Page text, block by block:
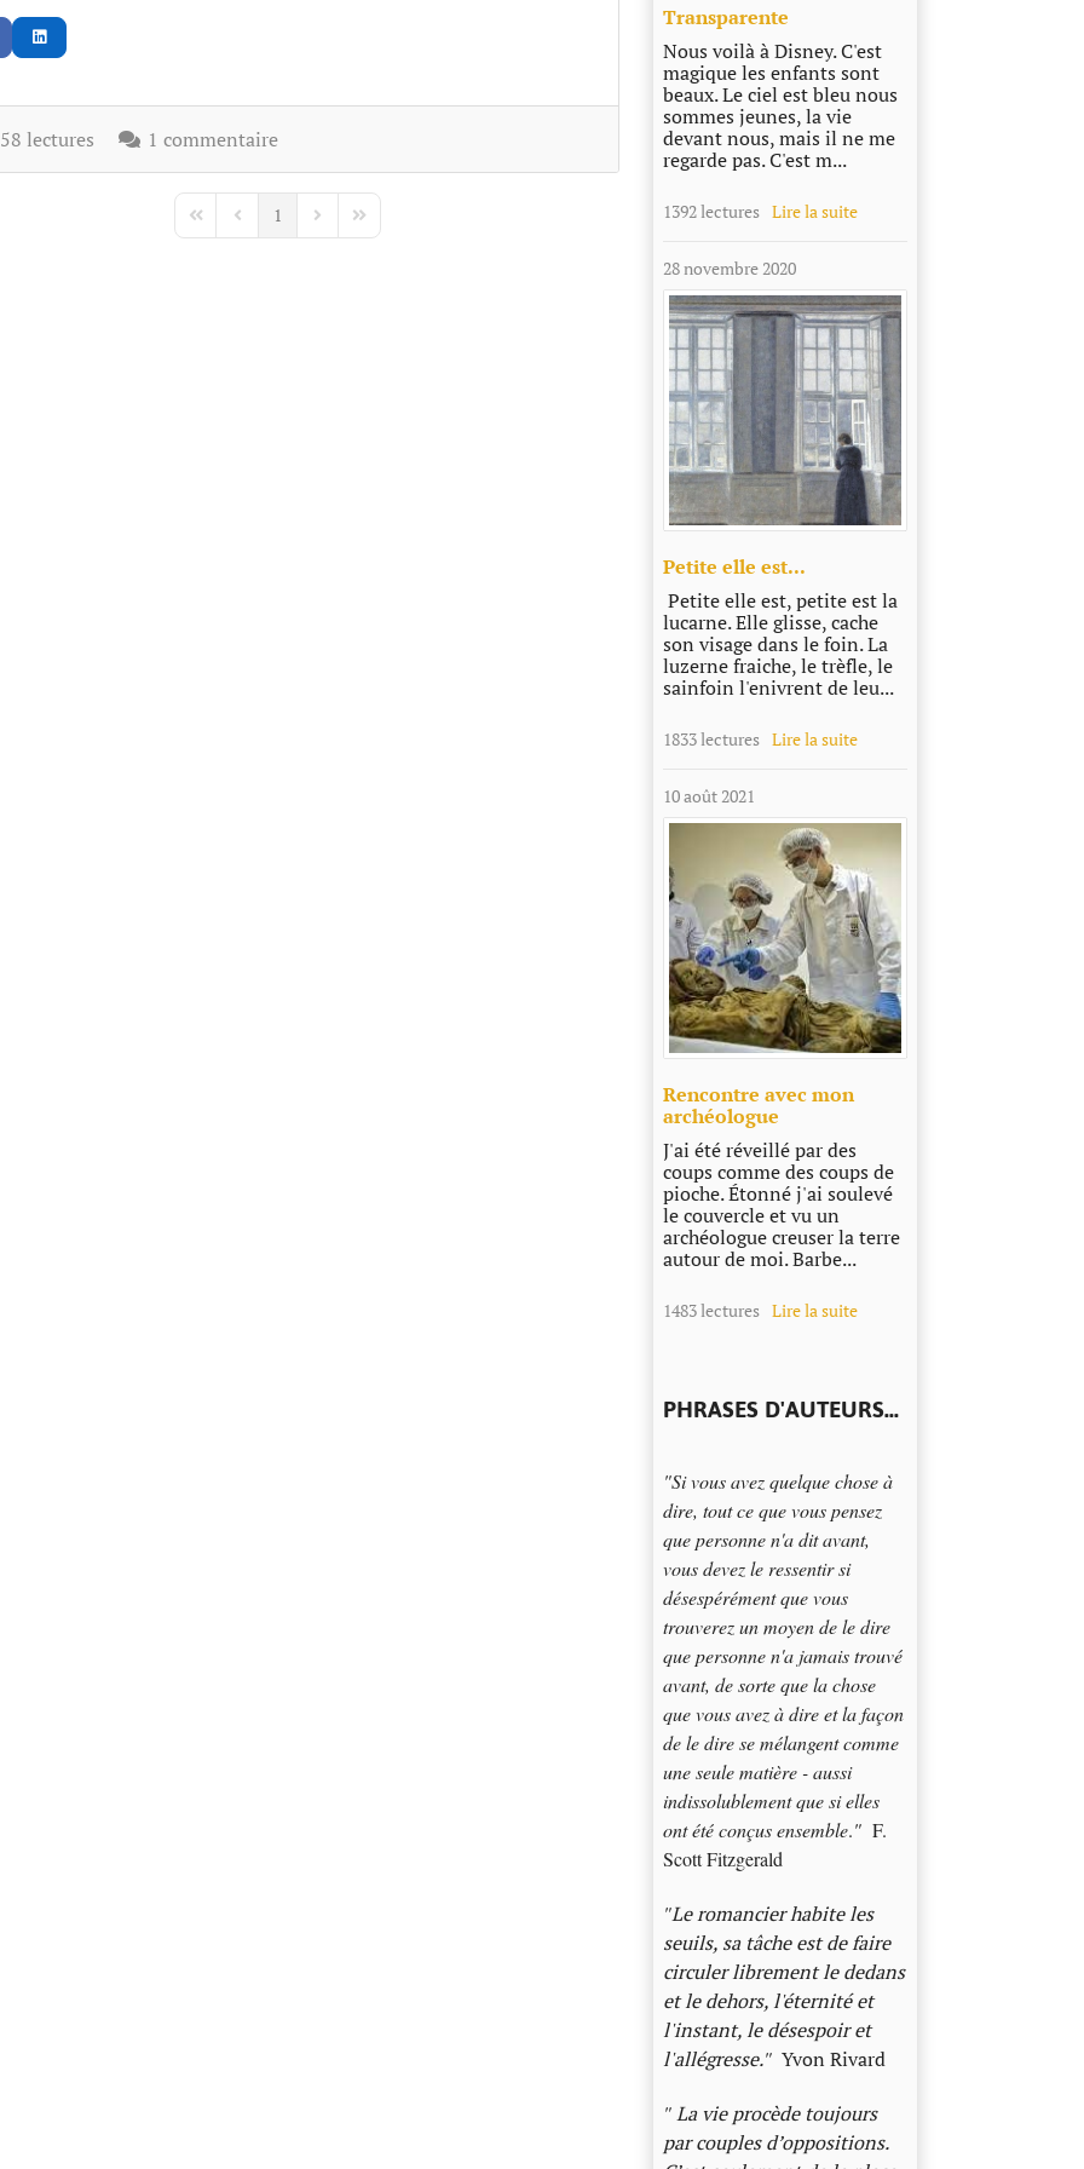
lectures 1 commentaire
First PagePrevious Page
1 Next PageLast Page
Transparente
Nous voilà à Disney. C'est
magique les enfants sont
beaux. Le ciel est bleu nous
sommes jeunes, la vie
devant nous, mais il ne me
regarde pas. C'est m...
1392 lectures Lire la suite
28 novembre 2020
Petite elle est...
Petite elle est, petite est la
lucarne. Elle glisse, cache
son visage dans le foin. La
luzerne fraiche, le trèfle, le
sainfoin l'enivrent de leu...
1833 lectures Lire la suite
10 août 2021
Rencontre avec mon
archéologue
J'ai été réveillé par des
coups comme des coups de
pioche. Étonné j'ai soulevé
le couvercle et vu un
archéologue creuser la terre
autour de moi. Barbe...
1483 lectures Lire la suite
PHRASES D'AUTEURS...
"Si vous avez quelque chose à
dire, tout ce que vous pensez
que personne n'a dit avant,
vous devez le ressentir si
désespérément que vous
trouverez un moyen de le dire
que personne n'a jamais trouvé
avant, de sorte que la chose
que vous avez à dire et la façon
de le dire se mélangent comme
une seule matière - aussi
indissolublement que si elles
ont été conçus ensemble."F.
Scott Fitzgerald
"Le romancier habite les
seuils, sa tâche est de faire
circuler librement le dedans
et le dehors, l'éternité et
l'instant, le désespoir et
l'allégresse." Yvon Rivard
"La vie procède toujours
par couples d’oppositions.